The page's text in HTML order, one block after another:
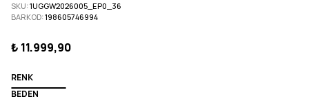
SKU:1UGGW2026005_EP0_36
BARKOD:198605746994
₺ 11.999,90
RENK
BEDEN